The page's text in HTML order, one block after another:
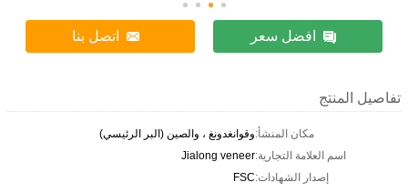
افضل سعر اتصل بنا
تفاصيل المنتج
مكان المنشأ:وقوانغدونغ ، والصين (البر الرئيسي)
اسم العلامة التجارية:Jialong veneer
إصدار الشهادات:FSC